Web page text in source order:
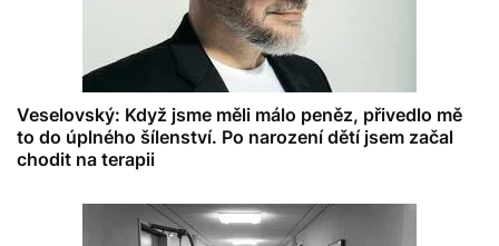
Veselovský: Když jsme měli málo peněz, přivedlo mě
to do úplného šílenství. Po narození dětí jsem začal
chodit na terapii